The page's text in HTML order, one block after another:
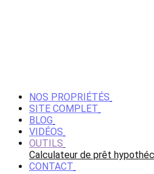
NOS PROPRIÉTÉS
SITE COMPLET
BLOG
VIDÉOS
OUTILS
Calculateur de prêt
CONTACT